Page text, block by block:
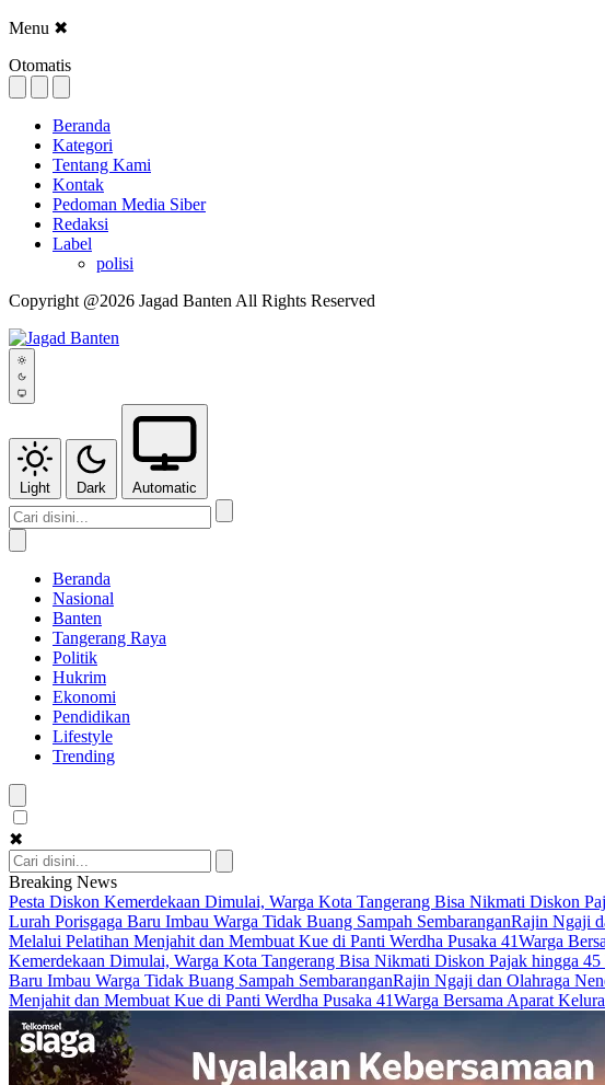
Menu ✖
Otomatis
Beranda
Kategori
Tentang Kami
Kontak
Pedoman Media Siber
Redaksi
Label
polisi
Copyright @2026 Jagad Banten All Rights Reserved
Light Dark Automatic
Beranda
Nasional
Banten
Tangerang Raya
Politik
Hukrim
Ekonomi
Pendidikan
Lifestyle
Trending
✖
Breaking News
Pesta Diskon Kemerdekaan Dimulai, Warga Kota Tangerang Bisa Nikmati Diskon
Lurah Porisgaga Baru Imbau Warga Tidak Buang Sampah SembaranganRajin Ngaji
Melalui Pelatihan Menjahit dan Membuat Kue di Panti Werdha Pusaka 41Warga
Kemerdekaan Dimulai, Warga Kota Tangerang Bisa Nikmati Diskon Pajak hingga 45
Baru Imbau Warga Tidak Buang Sampah SembaranganRajin Ngaji dan Olahraga
Menjahit dan Membuat Kue di Panti Werdha Pusaka 41Warga Bersama Aparat